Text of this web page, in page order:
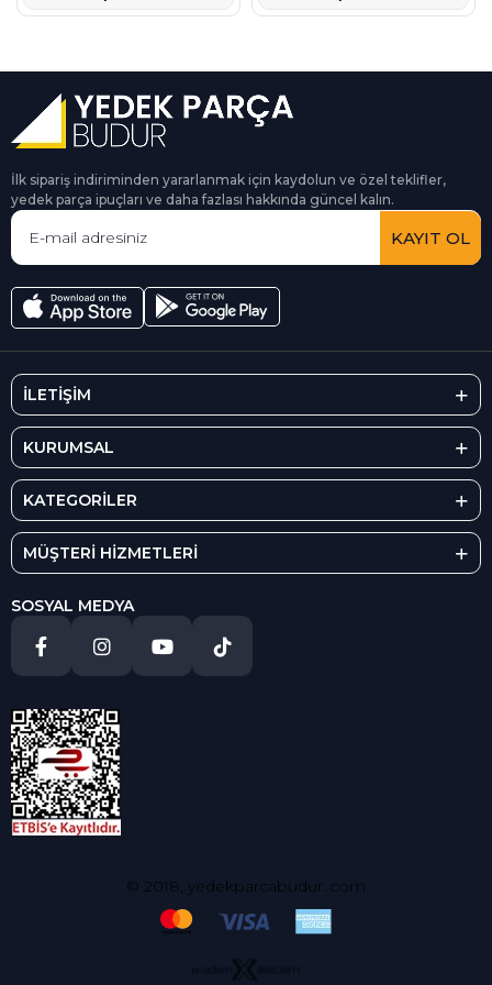
İlk sipariş indiriminden yararlanmak için kaydolun ve özel teklifler,
yedek parça ipuçları ve daha fazlası hakkında güncel kalın.
KAYIT OL
İLETİŞİM
KURUMSAL
KATEGORİLER
MÜŞTERİ HİZMETLERİ
SOSYAL MEDYA
© 2018, yedekparcabudur..com